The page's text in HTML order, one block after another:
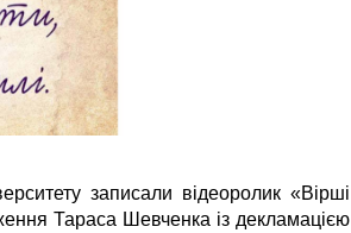
записали відеоролик «Вірші
Тараса Шевченка із декламацією